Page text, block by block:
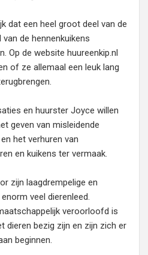
dat een heel groot deel van de
de hennenkuikens
Op de website huureenkip.nl
of ze allemaal een leuk lang
en huurster Joyce willen
geven van misleidende
het verhuren van
en kuikens ter vermaak.
zijn laagdrempelige en
veel dierenleed.
veroorloofd is
dieren bezig zijn en zijn zich er
beginnen.